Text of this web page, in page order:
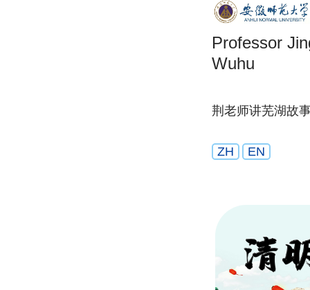
Professor
Wuhu
荆老师讲芜湖故
ZH EN